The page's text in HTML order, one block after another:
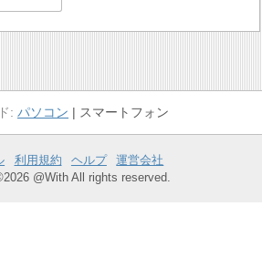
パソコン スマートフォン
利用規約 ヘルプ
運営会社
@With All rights reserved.